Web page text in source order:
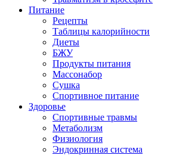
Питание
Рецепты
Таблицы калорийности
Диеты
БЖУ
Продукты питания
Массонабор
Сушка
Спортивное питание
Здоровье
Спортивные травмы
Метаболизм
Физиология
Эндокринная система